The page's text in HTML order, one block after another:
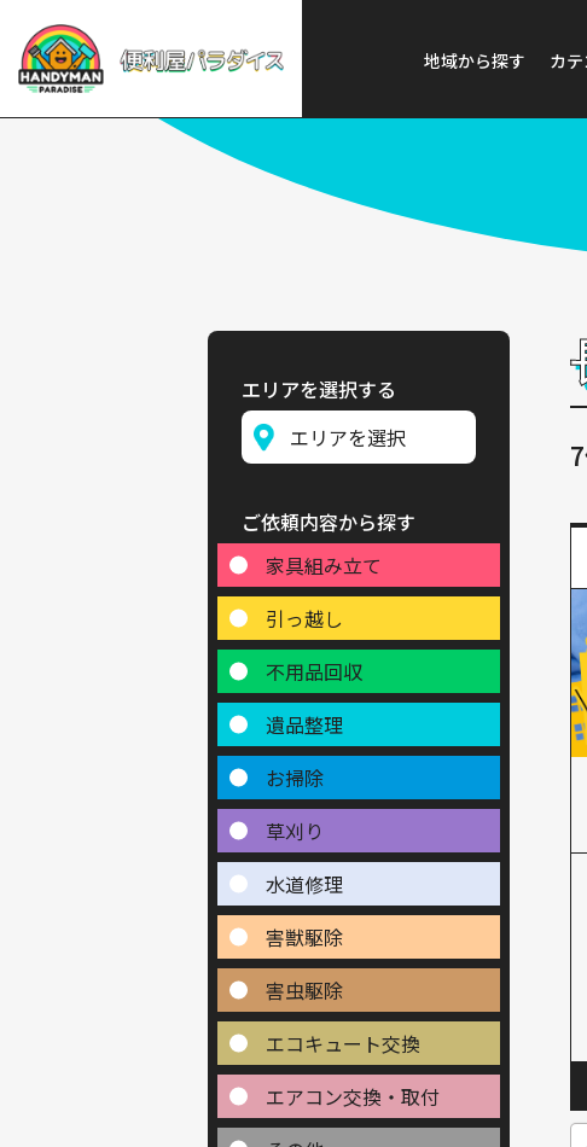
地域から探す カ
エリアを選択する
ご依頼内容から探す
家具組み立て
引っ越し
不用品回収
遺品整理
お掃除
草刈り
水道修理
害獣駆除
害虫駆除
エコキュート交換
エアコン交換・取付